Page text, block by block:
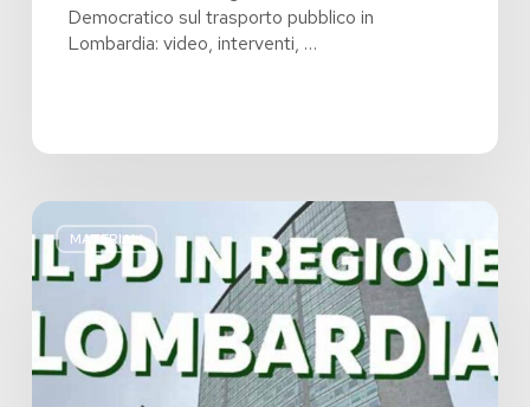
Democratico sul trasporto pubblico in
Lombardia: video, interventi, …
MATERIALI
Il
PD
in
Regione
Lombardia:
dossier
sui